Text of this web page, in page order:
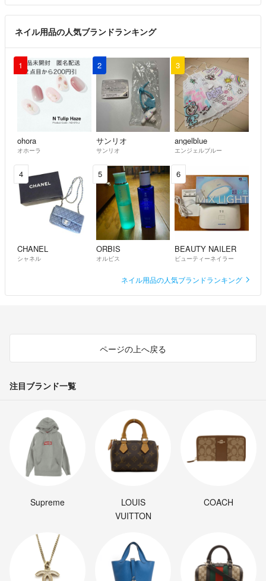
ネイル用品の人気ブランドランキング
1
ohora
オホーラ
2
サンリオ
サンリオ
3
angelblue
エンジェルブルー
4
CHANEL
シャネル
5
ORBIS
オルビス
6
BEAUTY NAILER
ビューティーネイラー
ネイル用品の人気ブランドランキング
ページの上へ戻る
注目ブランド一覧
Supreme
LOUIS
VUITTON
COACH